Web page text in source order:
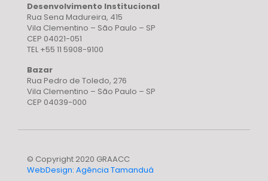
Desenvolvimento Institucional
Rua Sena Madureira, 415
Vila Clementino – São Paulo – SP
CEP 04021-051
TEL +55 11 5908-9100
Bazar
Rua Pedro de Toledo, 276
Vila Clementino – São Paulo – SP
CEP 04039-000
© Copyright 2020 GRAACC
WebDesign: Agência Tamanduá